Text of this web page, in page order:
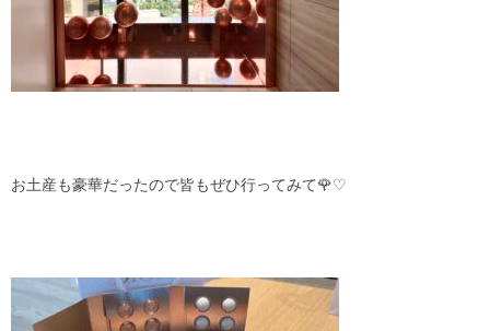
お土産も豪華だったので皆もぜひ行ってみて🌹♡